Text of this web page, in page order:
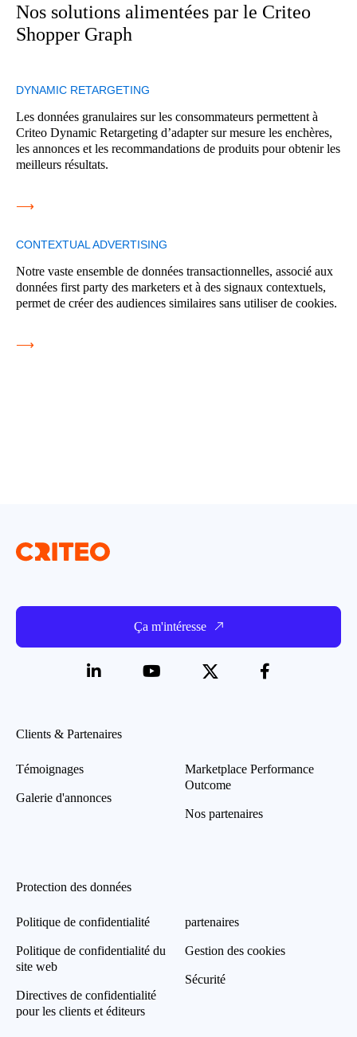
Nos solutions alimentées par le Criteo
Shopper Graph
DYNAMIC RETARGETING
Les données granulaires sur les consommateurs permettent à
Criteo Dynamic Retargeting d’adapter sur mesure les enchères,
les annonces et les recommandations de produits pour obtenir les
meilleurs résultats.
⟶
CONTEXTUAL ADVERTISING
Notre vaste ensemble de données transactionnelles, associé aux
données first party des marketers et à des signaux contextuels,
permet de créer des audiences similaires sans utiliser de cookies.
⟶
Ça m'intéresse
Clients & Partenaires
Témoignages
Galerie d'annonces
Marketplace Performance
Outcome
Nos partenaires
Protection des données
Politique de confidentialité
Politique de confidentialité du
site web
Directives de confidentialité
pour les clients et éditeurs
partenaires
Gestion des cookies
Sécurité